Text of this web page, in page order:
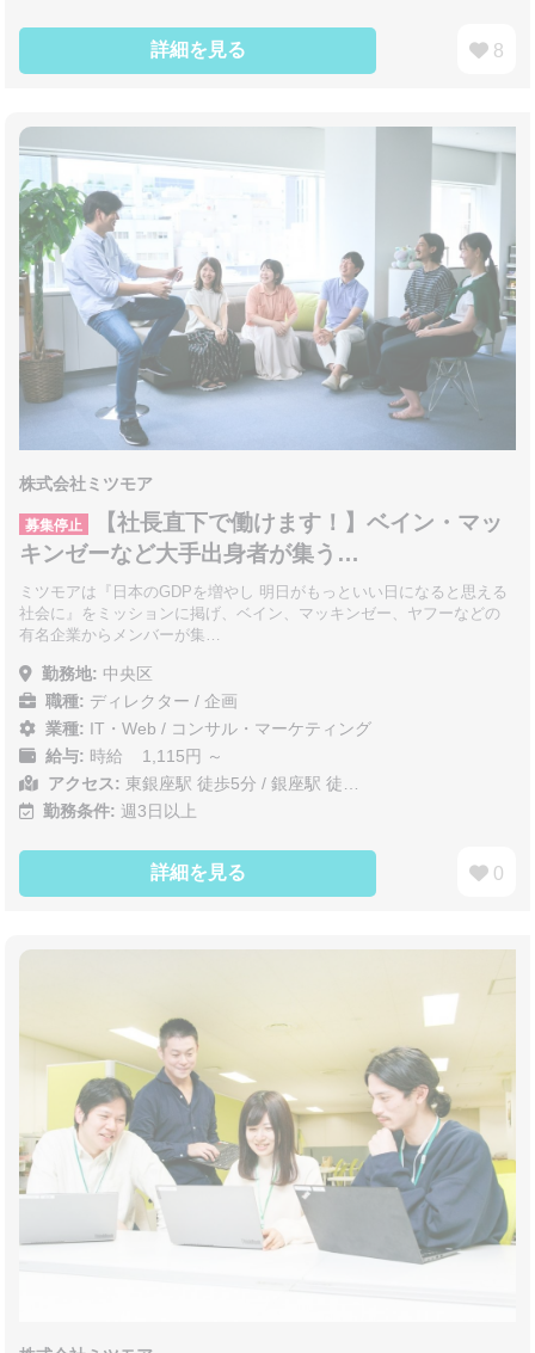
詳細を見る 8
株式会社ミツモア
募集停止
【社長直下で働けます！】ベイン・マッ
キンゼーなど大手出身者が集う…
ミツモアは『日本のGDPを増やし 明日がもっといい日になると思える
社会に』をミッションに掲げ、ベイン、マッキンゼー、ヤフーなどの
有名企業からメンバーが集…
勤務地: 中央区
職種: ディレクター / 企画
業種: IT・Web / コンサル・マーケティング
給与: 時給 1,115円 ～
アクセス: 東銀座駅 徒歩5分 / 銀座駅 徒…
勤務条件: 週3日以上
詳細を見る 0